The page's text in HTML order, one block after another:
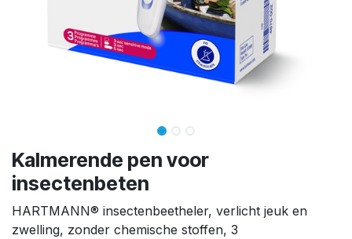
Kalmerende pen voor
insectenbeten
HARTMANN® insectenbeetheler, verlicht jeuk en
zwelling, zonder chemische stoffen, 3